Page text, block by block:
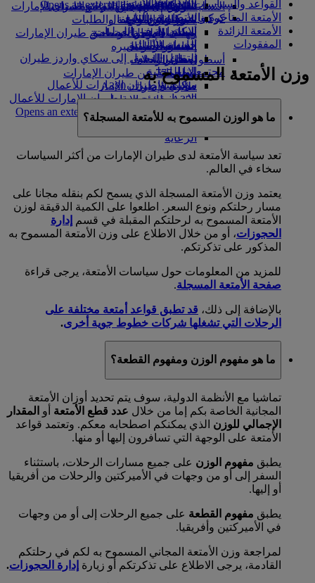
الشركاء الجويون
تناول الطعام في الدرجة السياحية
الممتازة
وجبات الدرجة السياحية
المشروبات
أسطول طائراتنا
بوينج 777
طائرة الإمارات A380
A350 طائرة الإمارات
الإمارات للطيران الخاص
توزيع المقاعد
السوق الحرة
متجرنا الرسمي
التسلية للأطفال
الترفيه عن الأطفال
ألعاب الأطفال
أنشطة للأطفال
in a new tab
كوكبنا
الاستدامة في العمليات
السياسة البيئية
التقارير البيئية
مجتمعاتنا المحلية
مؤسسة طيران الإمارات للأعمال
الإنسانيةمؤسسة طيران الإمارات للأعمال
الإنسانية Opens an external link in a new
tab
الرعاية
Opens an external link in a new tab
شركاؤنا
سكاي واردز رايل
حاسبة الأميال
تسجيل الدخول إلى سكاي واردز طيران
الإمارات
سكاي واردز+
السفر لأصحاب الهمم مع طيران الإمارات
المساعدة الخاصة والطلبات
تجربتكم على متن الطائرة
الأدوات والموارد
الهاتف المتحرك وتطبيق طيران الإمارات
إلغاء حجز أو تغييره
تعطل الرحلات
معلومات عن طيران الإمارات
القواعد والسياسات الخاصة بالأمتعة
الأمتعة المتأخرة والمتضررة والتتبع
الأمتعة الزائدة
المفقودات
وزن الأمتعة المسموح به
ما هو الوزن المسموح به للأمتعة المسجلة؟
تعد سياسة الأمتعة لدى طيران الإمارات من أكثر السياسات
سخاء في العالم.
يعتمد وزن الأمتعة المسجلة الذي يسمح لكم بنقله مجانا على
مسار رحلتكم ونوع السعر. اطلعوا على الكمية الدقيقة لوزن
الأمتعة المسموح به لرحلتكم المقبلة في قسم إدارة
الحجوزات، أو من خلال الاطلاع على وزن الأمتعة المسموح به
المذكور على تذكرتكم.
للمزيد من المعلومات حول سياسات الأمتعة، يرجى قراءة
صفحة الأمتعة المسجلة.
بالإضافة إلى ذلك، قد تطبق قواعد أمتعة مختلفة على
الرحلات التي تشغلها شركات خطوط جوية أخرى.
ما هو مفهوم الوزن ومفهوم القطعة؟
تماشيا مع الأنظمة الدولية، سوف يتم تحديد أوزان الأمتعة
المجانية الخاصة بكم إما من خلال عدد قطع الأمتعة أو المقدار
الإجمالي للوزن الذي يمكنكم اصطحابه معكم. وتعتمد قواعد
الأمتعة على الوجهة التي تسافرون إليها أو منها.
يطبق مفهوم الوزن على جميع مسارات الرحلات، باستثناء
السفر إلى أو من وجهات في الأميركتين والرحلات من أفريقيا
أو إليها.
يطبق مفهوم القطعة على جميع الرحلات إلى أو من وجهات
في الأميركتين وأفريقيا.
لمراجعة وزن الأمتعة المجاني المسموح به لكم في رحلتكم
القادمة، يرجى الاطلاع على تذكرتكم أو زيارة إدارة الحجوزات.